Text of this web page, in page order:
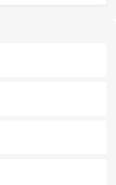
楽しめる外せないスポット